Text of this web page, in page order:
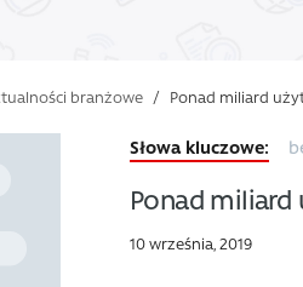
branżowe / Ponad miliard
Ponad
10 września, 2019